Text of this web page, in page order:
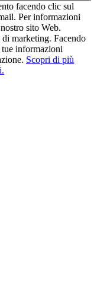
facendo clic sul
Per informazioni
sito Web.
marketing. Facendo
informazioni
Scopri di più